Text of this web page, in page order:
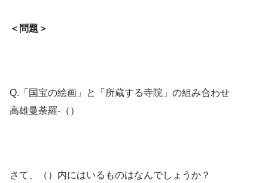
＜問題＞
Q.「国宝の絵画」と「所蔵する寺院」の組み合わせ
高雄曼荼羅-（）
さて、（）内にはいるものはなんでしょうか？